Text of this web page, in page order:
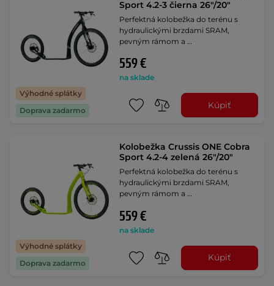
Výhodné splátky
Doprava zadarmo
Sport 4.2-3 čierna 26"/20"
Perfektná kolobežka do terénu s
hydraulickými brzdami SRAM,
pevným rámom a …
559 €
na sklade
Kúpiť
Výhodné splátky
Doprava zadarmo
Kolobežka Crussis ONE Cobra
Sport 4.2-4 zelená 26"/20"
Perfektná kolobežka do terénu s
hydraulickými brzdami SRAM,
pevným rámom a …
559 €
na sklade
Kúpiť